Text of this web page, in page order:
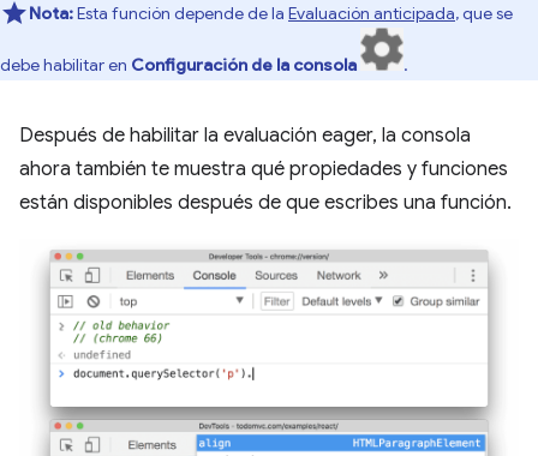
Nota:Esta función depende de la Evaluación anticipada, que se
debe habilitar en Configuración de la consola .
Después de habilitar la evaluación eager, la consola
ahora también te muestra qué propiedades y funciones
están disponibles después de que escribes una función.